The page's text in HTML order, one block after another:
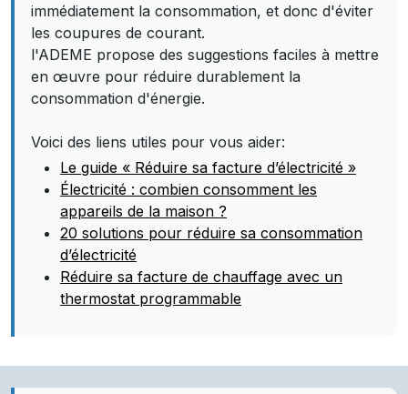
immédiatement la consommation, et donc d'éviter
les coupures de courant.
l'ADEME propose des suggestions faciles à mettre
en œuvre pour réduire durablement la
consommation d'énergie.
Voici des liens utiles pour vous aider:
Le guide « Réduire sa facture d’électricité »
Électricité : combien consomment les
appareils de la maison ?
20 solutions pour réduire sa consommation
d’électricité
Réduire sa facture de chauffage avec un
thermostat programmable